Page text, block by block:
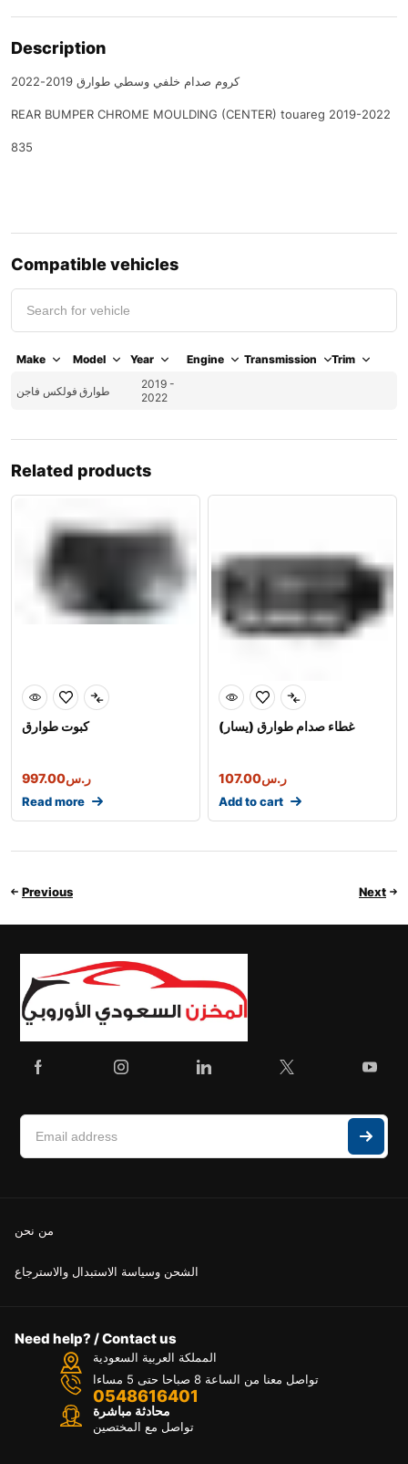
Description
كروم صدام خلفي وسطي طوارق 2019-2022
REAR BUMPER CHROME MOULDING (CENTER) touareg 2019-2022
835
Compatible vehicles
Make Model Year Engine Transmission Trim
فولكس فاجن طوارق
2019 -
2022
Related products
كبوت طوارق
ر.س997.00
Read more
غطاء صدام طوارق (يسار)
ر.س107.00
Add to cart
Previous Next
من نحن
الشحن وسياسة الاستبدال والاسترجاع
Need help? / Contact us
المملكة العربية السعودية
تواصل معنا من الساعة 8 صباحا حتى 5 مساءا
0548616401
محادثة مباشرة
تواصل مع المختصين